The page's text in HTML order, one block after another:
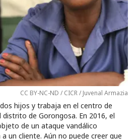
CC BY-NC-ND / CICR / Juvenal Armazia
hijos y trabaja en el centro de
distrito de Gorongosa. En 2016, el
de un ataque vandálico
un cliente. Aún no puede creer que